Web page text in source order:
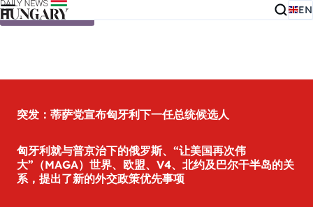
Skip to content EN
突发：蒂萨党宣布匈牙利下一任总统候选人
匈牙利就与普京治下的俄罗斯、“让美国再次伟
大”（MAGA）世界、欧盟、V4、北约及巴尔干半岛的关
系，提出了新的外交政策优先事项